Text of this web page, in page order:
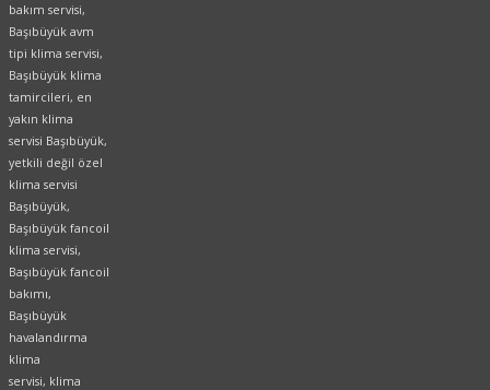
bakım servisi,
Başıbüyük avm
tipi klima servisi,
Başıbüyük klima
tamircileri, en
yakın klima
servisi Başıbüyük,
yetkili değil özel
klima servisi
Başıbüyük,
Başıbüyük fancoil
klima servisi,
Başıbüyük fancoil
bakımı,
Başıbüyük
havalandırma
klima
servisi, klima